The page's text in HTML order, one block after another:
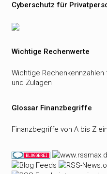
Cyberschutz für
Wichtige Rechenwerte
Wichtige
und Zulagen
Glossar Finanzbegriffe
Finanzbegriffe von A bis Z